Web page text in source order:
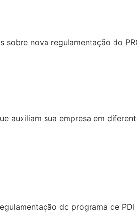
sobre nova regulamentação do
auxiliam sua empresa em
do programa de